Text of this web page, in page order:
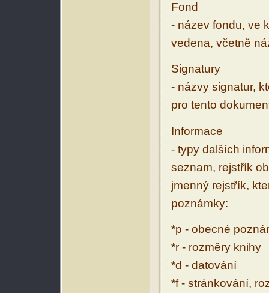
Fond
- název fondu, ve
vedena, včetně
Signatury
- názvy signatur,
pro tento
Informace
- typy dalších
seznam, rejstřík
jmenný rejstřík,
poznámky:
*p - obecné
*r - rozměry knihy
*d - datování
*f - stránkování,